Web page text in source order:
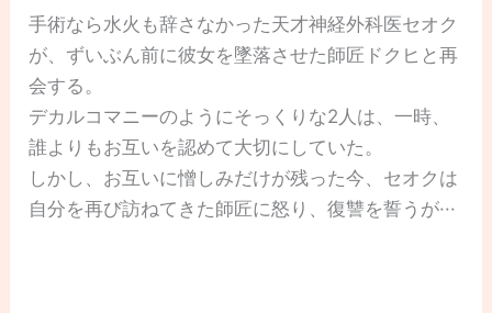
手術なら水火も辞さなかった天才神経外科医セオク
が、ずいぶん前に彼女を墜落させた師匠ドクヒと再
会する。
デカルコマニーのようにそっくりな2人は、一時、
誰よりもお互いを認めて大切にしていた。
しかし、お互いに憎しみだけが残った今、セオクは
自分を再び訪ねてきた師匠に怒り、復讐を誓うが···